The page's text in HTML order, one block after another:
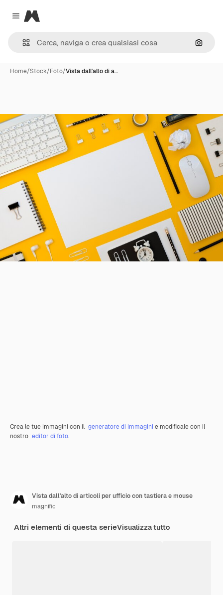
Close menu
Magnific
Cerca
Home/Stock/Foto/Vista dall'alto di a…
Crea le tue immagini con il generatore di immagini e modificale con il
nostro editor di foto.
Vista dall'alto di articoli per ufficio con tastiera e mouse
magnific
Altri elementi di questa serieVisualizza tutto